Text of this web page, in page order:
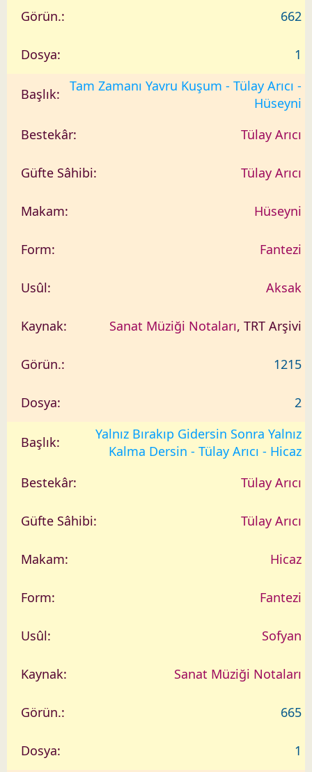
662
1
Tam Zamanı Yavru Kuşum - Tülay Arıcı -
Hüseyni
Tülay Arıcı
Tülay Arıcı
Hüseyni
Fantezi
Aksak
Sanat Müziği Notaları, TRT Arşivi
1215
2
Yalnız Bırakıp Gidersin Sonra Yalnız
Kalma Dersin - Tülay Arıcı - Hicaz
Tülay Arıcı
Tülay Arıcı
Hicaz
Fantezi
Sofyan
Sanat Müziği Notaları
665
1